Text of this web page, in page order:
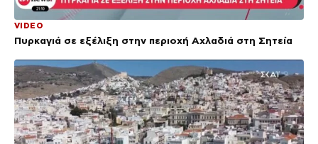
VIDEO
Πυρκαγιά σε εξέλιξη στην περιοχή Αχλαδιά στη Σητεία